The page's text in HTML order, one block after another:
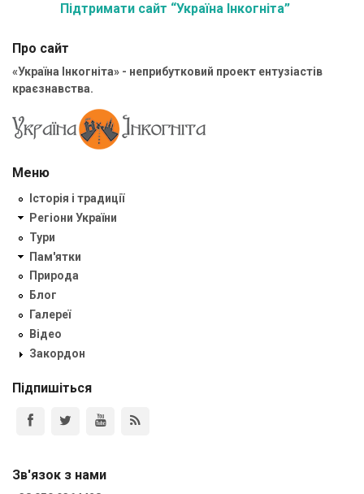
Підтримати сайт “Україна Інкогніта”
Про сайт
«Україна Інкогніта» - неприбутковий проект ентузіастів
краєзнавства.
Меню
Історія і традиції
Регіони України
Тури
Пам'ятки
Природа
Блог
Галереї
Відео
Закордон
Підпишіться
Зв'язок з нами